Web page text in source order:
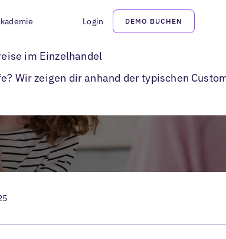
Login DEMO BUCHEN
des modernen Customer-Journeys im Einzelhandel
im Einzelhandel
Wir zeigen dir anhand der typischen